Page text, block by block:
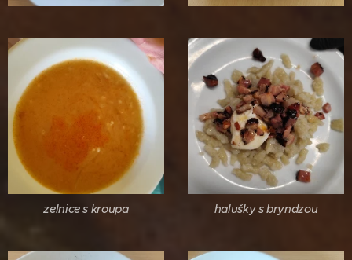
zelnice s kroupa halušky s bryndzou